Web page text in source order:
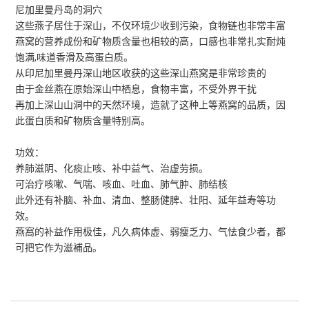
尼加里曼丹岛的洞穴
这些燕子居住于深山，不仅环境少收到污染，食物链也非常丰富
燕窝的营养成份和矿物质含量也相较的高，口感也非常扎实耐炖
饱满,味道香滑及高蛋白质。
从印尼加里曼丹深山地区收获的这些深山燕窝是非常珍贵的
由于金丝燕在原始深山中栖息，食物丰富，不受外界干扰
再加上深山山洞中的天然环境，造就了这种上等燕窝的品质，因
此蛋白质和矿物质含量特别高。
功效：
养肺滋阴、化痰止咳、补中益气、治虚劳损。
可治疗咳嗽、气喘、咳血、吐血、肺气肿、肺结核
此外还有补脑、补血、清血、整肠健脾、壮阳、延年益寿等功
效。
燕窩的补益作用极佳，凡久病体虚、弱瘦乏力、气怯食少者，都
可把它作为滋補品。